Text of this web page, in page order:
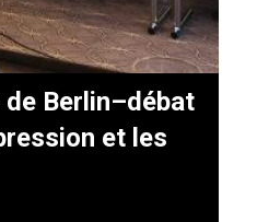
Berlin–débat
et les